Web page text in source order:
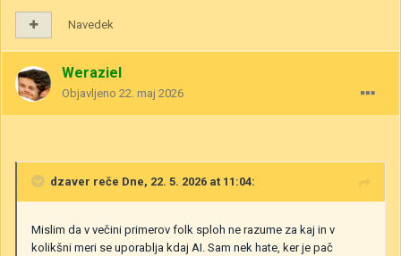
Navedek
Weraziel
Objavljeno 22. maj 2026
dzaver reče Dne, 22. 5. 2026 at 11:04:
Mislim da v večini primerov folk sploh ne razume za kaj in v
kolikšni meri se uporablja kdaj AI. Sam nek hate, ker je pač